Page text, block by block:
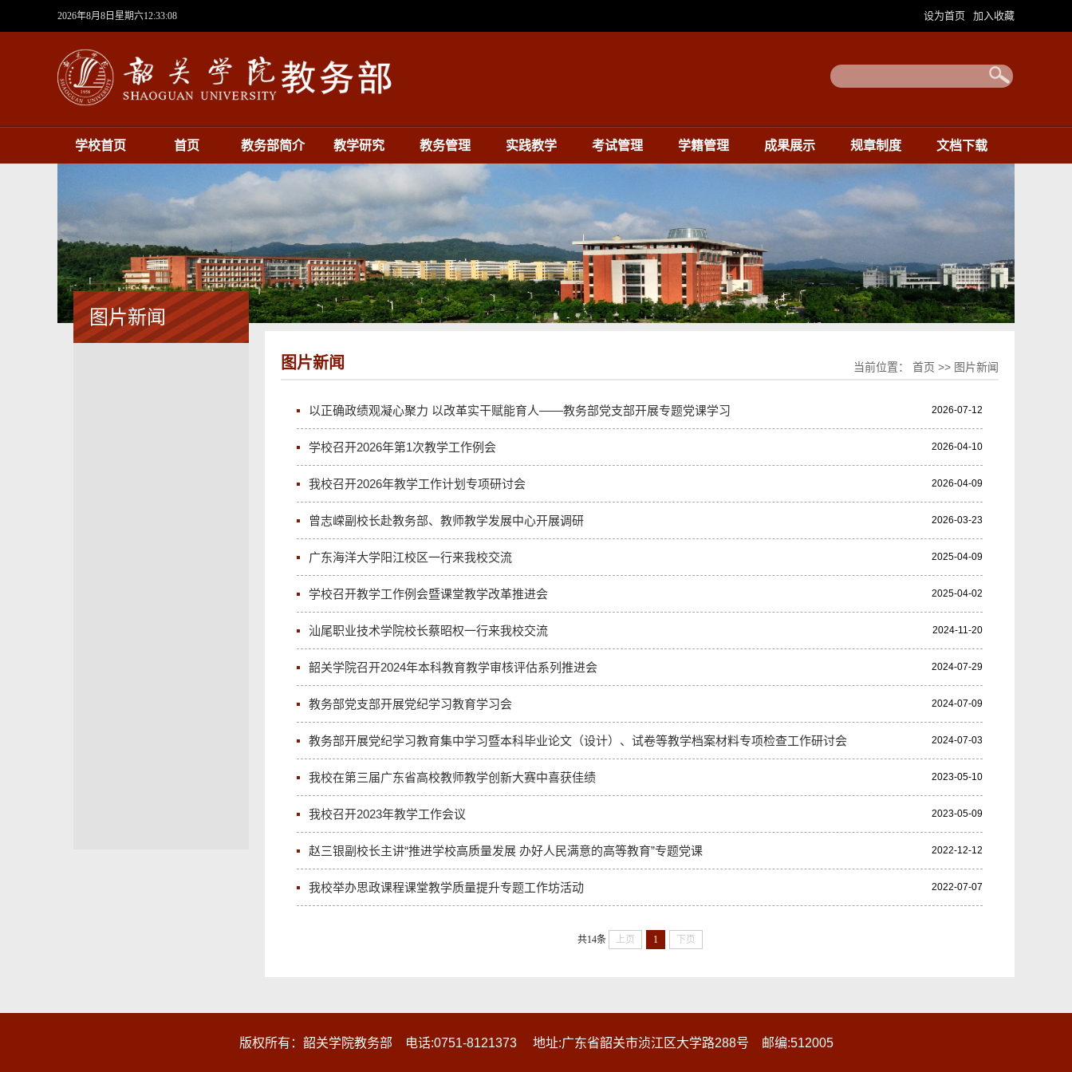
2026年8月8日星期六12:33:09 设为首页 加入收藏
学校首页 首页 教务部简介 教学研究 教务管理 实践教学 考试管理 学籍管理 成果展示 规章制度 文档下载
图片新闻
图片新闻 当前位置： 首页 >> 图片新闻
以正确政绩观凝心聚力 以改革实干赋能育人——教务部党支部开展专题党课学习 2026-07-12
学校召开2026年第1次教学工作例会 2026-04-10
我校召开2026年教学工作计划专项研讨会 2026-04-09
曾志嵘副校长赴教务部、教师教学发展中心开展调研 2026-03-23
广东海洋大学阳江校区一行来我校交流 2025-04-09
学校召开教学工作例会暨课堂教学改革推进会 2025-04-02
汕尾职业技术学院校长蔡昭权一行来我校交流 2024-11-20
韶关学院召开2024年本科教育教学审核评估系列推进会 2024-07-29
教务部党支部开展党纪学习教育学习会 2024-07-09
教务部开展党纪学习教育集中学习暨本科毕业论文（设计）、试卷等教学档案材料专项检查工作研讨会 2024-07-03
我校在第三届广东省高校教师教学创新大赛中喜获佳绩 2023-05-10
我校召开2023年教学工作会议 2023-05-09
赵三银副校长主讲“推进学校高质量发展 办好人民满意的高等教育”专题党课 2022-12-12
我校举办思政课程课堂教学质量提升专题工作坊活动 2022-07-07
共14条 上页 1 下页
版权所有：韶关学院教务部 电话:0751-8121373 地址:广东省韶关市浈江区大学路288号 邮编:512005